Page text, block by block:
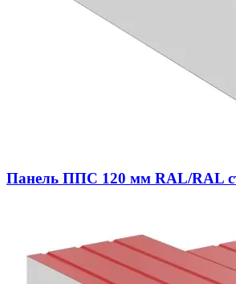
Панель ППС 120 мм RAL/RAL